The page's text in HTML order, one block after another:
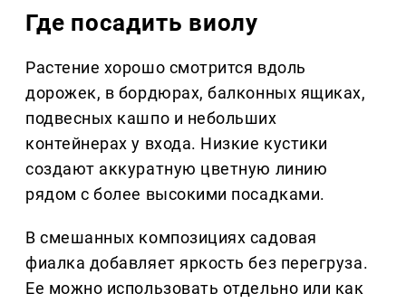
Где посадить виолу
Растение хорошо смотрится вдоль
дорожек, в бордюрах, балконных ящиках,
подвесных кашпо и небольших
контейнерах у входа. Низкие кустики
создают аккуратную цветную линию
рядом с более высокими посадками.
В смешанных композициях садовая
фиалка добавляет яркость без перегруза.
Ее можно использовать отдельно или как